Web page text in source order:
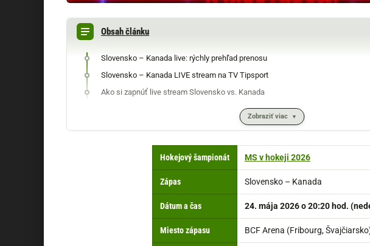
Obsah článku
Slovensko – Kanada live: rýchly prehľad prenosu
Slovensko – Kanada LIVE stream na TV Tipsport
Ako si zapnúť live stream Slovensko vs. Kanada
Zobraziť viac
Hokejový šampionát MS v hokeji 2026
Zápas Slovensko – Kanada
Dátum a čas 24. mája 2026 o 20:20 hod.
Miesto zápasu BCF Arena (Fribourg,